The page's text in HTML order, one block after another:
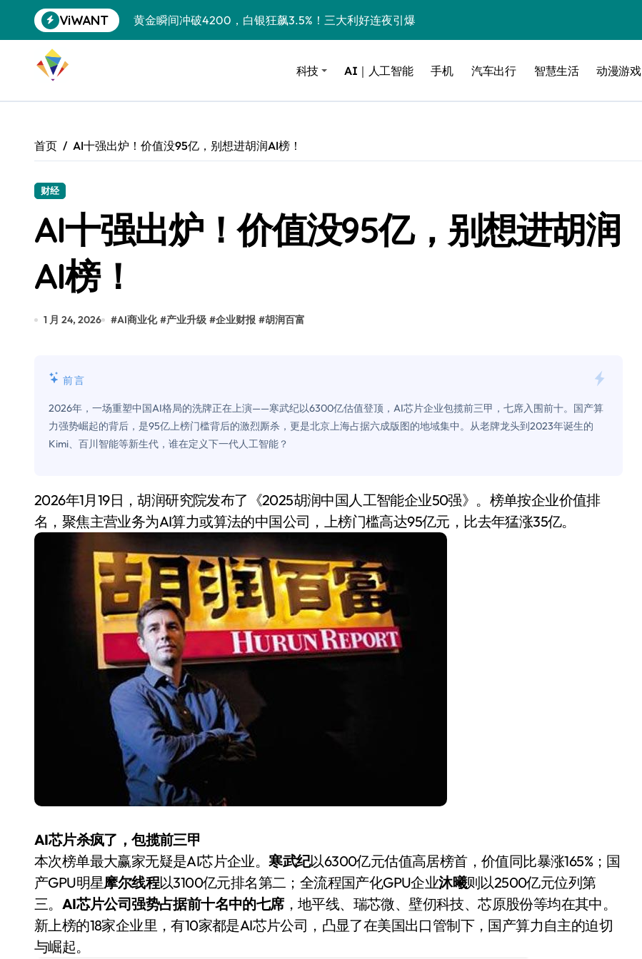
到
ViWANT
黄金瞬间冲破4200，白银狂飙3.5%！三大利好连夜引爆
Peloton 新车实测：屏幕能转、风扇怼脸，但最狠的是那个机械音
Xbox七月大崩盘：裁员3200、卖工作室、网络瘫了，微软这次真急了
谷歌DeepMind创始人辞去CEO，但继续“垂帘听政”？
400层堆叠、性能翻倍 三星把最新存储技术给了AI
召回X9、合作大众遇冷、高端梦碎：小鹏的“多事之夏”
Windows 11家庭版和专业版，选错真的会后悔吗？
你的U盘格式对了吗？详解exFAT和NTFS的终极对决
轻到忽略不计 大疆Mini 2S内录实测，值不值得冲？
从“卖电视”到“定规则”：海信拿下RGB-Mini LED全球话语权
对不起胖东来，我先不学了——永辉的“休克疗法”宣告暂停
国际首次！中国钙钛矿探测器太空“开箱”，一边探测射线一边光伏发电
小米涨价！K90跳上3099，小米17标准版逼近4800
长鑫上市只是开胃菜：合肥正在下一盘你看不懂的大棋
耳机低音像白开水？90%的人第一步就做错了
复古玩家狂喜：Anbernic第三次复刻GBA SP，情怀拉满
Xbox 360 游戏终于要登 PC，光盘党也能“以盘换数”了？
AirTag 新版到底香不香？一篇帮你避坑+种草
苹果三星偷偷在用的“无感切换”，索尼Bose却学不会？一文讲透
追觅清洁电器全球累计出货量破4000万台，技术创新驱动多品类增长
科技 AI｜人工智能 手机 汽车出行 智慧生活 动漫游戏
首页 AI十强出炉！价值没95亿，别想进胡润AI榜！
财经
AI十强出炉！价值没95亿，别想进胡润
AI榜！
1 月 24, 2026 #AI商业化 #产业升级 #企业财报 #胡润百富
前言
2026年，一场重塑中国AI格局的洗牌正在上演——寒武纪以6300亿估值登顶，AI芯片企业包揽前三甲，七席入围前十。国产算
力强势崛起的背后，是95亿上榜门槛背后的激烈厮杀，更是北京上海占据六成版图的地域集中。从老牌龙头到2023年诞生的
Kimi、百川智能等新生代，谁在定义下一代人工智能？
2026年1月19日，胡润研究院发布了《2025胡润中国人工智能企业50强》。榜单按企业价值排
名，聚焦主营业务为AI算力或算法的中国公司，上榜门槛高达95亿元，比去年猛涨35亿。
AI芯片杀疯了，包揽前三甲
本次榜单最大赢家无疑是AI芯片企业。寒武纪以6300亿元估值高居榜首，价值同比暴涨165%；国
产GPU明星摩尔线程以3100亿元排名第二；全流程国产化GPU企业沐曦则以2500亿元位列第
三。 AI芯片公司强势占据前十名中的七席，地平线、瑞芯微、壁仞科技、芯原股份等均在其中。
新上榜的18家企业里，有10家都是AI芯片公司，凸显了在美国出口管制下，国产算力自主的迫切
与崛起。